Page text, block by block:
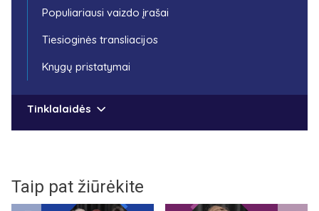
Populiariausi vaizdo įrašai
Tiesioginės transliacijos
Knygų pristatymai
Tinklalaidės
Taip pat žiūrėkite